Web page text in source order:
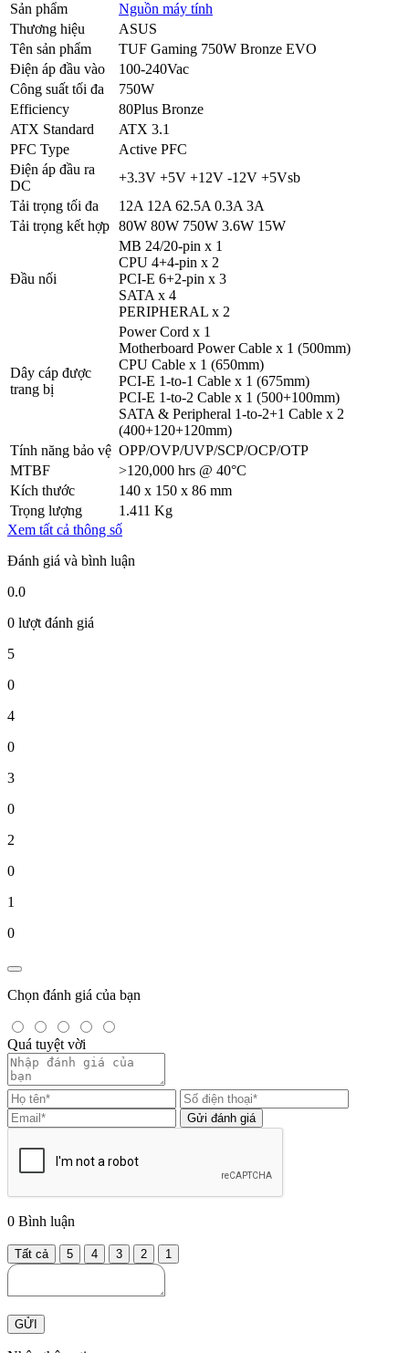
Sản phẩm
Nguồn máy tính
Thương hiệu
ASUS
Tên sản phẩm
TUF Gaming 750W Bronze EVO
Điện áp đầu vào
100-240Vac
Công suất tối đa
750W
Efficiency
80Plus Bronze
ATX Standard
ATX 3.1
PFC Type
Active PFC
Điện áp đầu ra
DC
+3.3V +5V +12V -12V +5Vsb
Tải trọng tối đa
12A 12A 62.5A 0.3A 3A
Tải trọng kết hợp 80W 80W 750W 3.6W 15W
Đầu nối
MB 24/20-pin x 1
CPU 4+4-pin x 2
PCI-E 6+2-pin x 3
SATA x 4
PERIPHERAL x 2
Dây cáp được
trang bị
Power Cord x 1
Motherboard Power Cable x 1 (500mm)
CPU Cable x 1 (650mm)
PCI-E 1-to-1 Cable x 1 (675mm)
PCI-E 1-to-2 Cable x 1 (500+100mm)
SATA & Peripheral 1-to-2+1 Cable x 2
(400+120+120mm)
Tính năng bảo vệ OPP/OVP/UVP/SCP/OCP/OTP
MTBF
>120,000 hrs @ 40°C
Kích thước
140 x 150 x 86 mm
Trọng lượng
1.411 Kg
Xem tất cả thông số
Đánh giá và bình luận
0.0
0 lượt đánh giá
5
0
4
0
3
0
2
0
1
0
Chọn đánh giá của bạn
Quá tuyệt vời
Gửi đánh giá
0 Bình luận
Tất cả 5 4 3 2 1
GỬI